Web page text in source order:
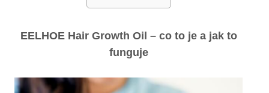
EELHOE Hair Growth Oil – co to je a jak to
funguje